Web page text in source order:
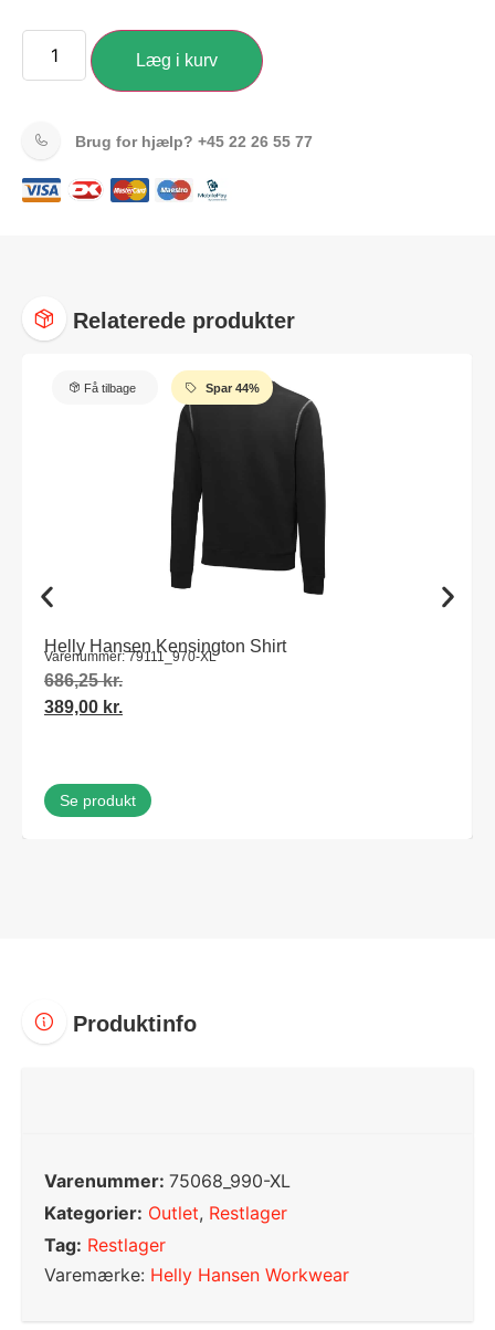
Læg i kurv
Brug for hjælp? +45 22 26 55 77
Relaterede produkter
Få tilbage Spar 44%
Helly Hansen Kensington Shirt
Varenummer: 79111_970-XL
686,25kr.
389,00 kr.
Se produkt
Produktinfo
Varenummer: 75068_990-XL
Kategorier: Outlet, Restlager
Tag: Restlager
Varemærke: Helly Hansen Workwear